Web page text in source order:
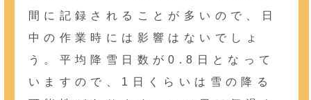
間に記録されることが多いので、日
中の作業時には影響はないでしょ
う。平均降雪日数が0.8日となって
いますので、1日くらいは雪の降る